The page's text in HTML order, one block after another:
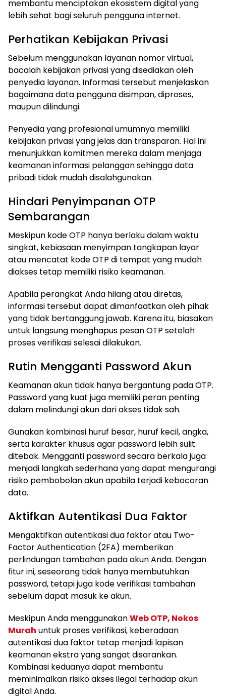
membantu menciptakan ekosistem digital yang
lebih sehat bagi seluruh pengguna internet.
Perhatikan Kebijakan Privasi
Sebelum menggunakan layanan nomor virtual,
bacalah kebijakan privasi yang disediakan oleh
penyedia layanan. Informasi tersebut menjelaskan
bagaimana data pengguna disimpan, diproses,
maupun dilindungi.
Penyedia yang profesional umumnya memiliki
kebijakan privasi yang jelas dan transparan. Hal ini
menunjukkan komitmen mereka dalam menjaga
keamanan informasi pelanggan sehingga data
pribadi tidak mudah disalahgunakan.
Hindari Penyimpanan OTP
Sembarangan
Meskipun kode OTP hanya berlaku dalam waktu
singkat, kebiasaan menyimpan tangkapan layar
atau mencatat kode OTP di tempat yang mudah
diakses tetap memiliki risiko keamanan.
Apabila perangkat Anda hilang atau diretas,
informasi tersebut dapat dimanfaatkan oleh pihak
yang tidak bertanggung jawab. Karena itu, biasakan
untuk langsung menghapus pesan OTP setelah
proses verifikasi selesai dilakukan.
Rutin Mengganti Password Akun
Keamanan akun tidak hanya bergantung pada OTP.
Password yang kuat juga memiliki peran penting
dalam melindungi akun dari akses tidak sah.
Gunakan kombinasi huruf besar, huruf kecil, angka,
serta karakter khusus agar password lebih sulit
ditebak. Mengganti password secara berkala juga
menjadi langkah sederhana yang dapat mengurangi
risiko pembobolan akun apabila terjadi kebocoran
data.
Aktifkan Autentikasi Dua Faktor
Mengaktifkan autentikasi dua faktor atau Two-
Factor Authentication (2FA) memberikan
perlindungan tambahan pada akun Anda. Dengan
fitur ini, seseorang tidak hanya membutuhkan
password, tetapi juga kode verifikasi tambahan
sebelum dapat masuk ke akun.
Meskipun Anda menggunakanWeb OTP, Nokos
Murah untuk proses verifikasi, keberadaan
autentikasi dua faktor tetap menjadi lapisan
keamanan ekstra yang sangat disarankan.
Kombinasi keduanya dapat membantu
meminimalkan risiko akses ilegal terhadap akun
digital Anda.